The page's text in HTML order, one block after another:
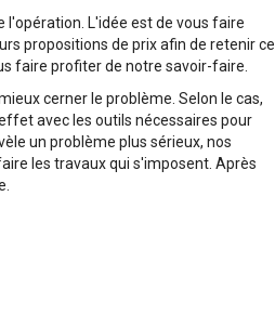
l'opération. L'idée est de vous faire
propositions de prix afin de retenir ce
faire profiter de notre savoir-faire.
cerner le problème. Selon le cas,
avec les outils nécessaires pour
un problème plus sérieux, nos
les travaux qui s'imposent. Après